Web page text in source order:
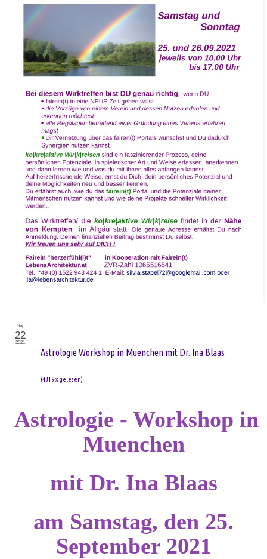
Astrologie Workshop in Muenchen mit Dr. Ina Blaas
(4319 x gelesen)
Sep
22
2021
Astrologie - Workshop in
Muenchen
mit Dr. Ina Blaas
am Samstag, den 25.
September 2021